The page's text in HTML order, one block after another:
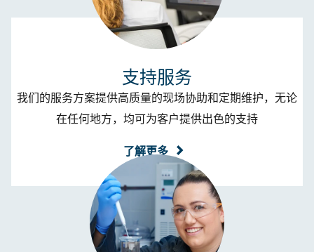
支持服务
我们的服务方案提供高质量的现场协助和定期维护，无论
在任何地方，均可为客户提供出色的支持
了解更多